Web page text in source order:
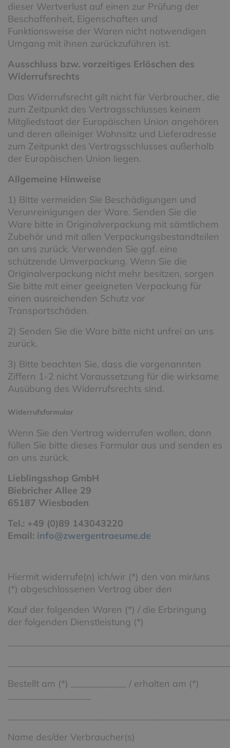
dieser Wertverlust auf einen zur Prüfung der
Beschaffenheit, Eigenschaften und
Funktionsweise der Waren nicht notwendigen
Umgang mit ihnen zurückzuführen ist.
Ausschluss bzw. vorzeitiges Erlöschen des
Widerrufsrechts
Das Widerrufsrecht gilt nicht für Verbraucher, die
zum Zeitpunkt des Vertragsschlusses keinem
Mitgliedstaat der Europäischen Union angehören
und deren alleiniger Wohnsitz und Lieferadresse
zum Zeitpunkt des Vertragsschlusses außerhalb
der Europäischen Union liegen.
Allgemeine Hinweise
1) Bitte vermeiden Sie Beschädigungen und
Verunreinigungen der Ware. Senden Sie die
Ware bitte in Originalverpackung mit sämtlichem
Zubehör und mit allen Verpackungsbestandteilen
an uns zurück. Verwenden Sie ggf. eine
schützende Umverpackung. Wenn Sie die
Originalverpackung nicht mehr besitzen, sorgen
Sie bitte mit einer geeigneten Verpackung für
einen ausreichenden Schutz vor
Transportschäden.
2) Senden Sie die Ware bitte nicht unfrei an uns
zurück.
3) Bitte beachten Sie, dass die vorgenannten
Ziffern 1-2 nicht Voraussetzung für die wirksame
Ausübung des Widerrufsrechts sind.
Widerrufsformular
Wenn Sie den Vertrag widerrufen wollen, dann
füllen Sie bitte dieses Formular aus und senden es
an uns zurück.
Lieblingsshop GmbH
Biebricher Allee 29
65187 Wiesbaden
Tel.: +49 (0)89 143043220
Email: info@zwergentraeume.de
Hiermit widerrufe(n) ich/wir (*) den von mir/uns
(*) abgeschlossenen Vertrag über den
Kauf der folgenden Waren (*) / die Erbringung
der folgenden Dienstleistung (*)
Bestellt am (*) ____________ / erhalten am (*)
Name des/der Verbraucher(s)